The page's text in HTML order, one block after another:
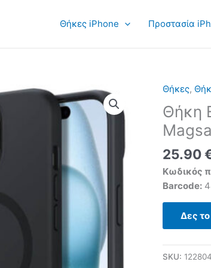
Θήκες iPhone Προστασία
Θήκες,
Θήκη
25.90
Κωδικός
Barcode:
Δες
SKU: 122804